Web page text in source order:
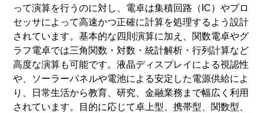
って演算を行うのに対し、電卓は集積回路（IC）やプロ
セッサによって高速かつ正確に計算を処理するよう設計
されています。基本的な四則演算に加え、関数電卓やグ
ラフ電卓では三角関数・対数・統計解析・行列計算など
高度な演算も可能です。液晶ディスプレイによる視認性
や、ソーラーパネルや電池による安定した電源供給によ
り、日常生活から教育、研究、金融業務まで幅広く利用
されています。目的に応じて卓上型、携帯型、関数型、